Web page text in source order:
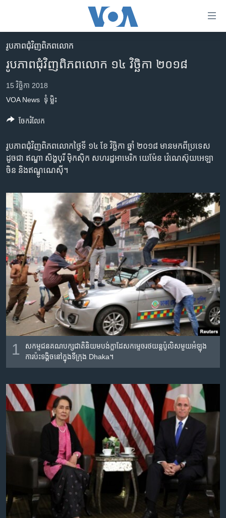
គេហទំព័រ​
រំលង​
និង​
ទំព័រ​
តែ​
ម្តង
រំលង​
ចូល​
ទំព័រ​
រចនា
សម្ព័ន្ធ​
រំលង​
និង​
ចូល​
ទៅ​
កាន់​
ទំព័រ​
ស្វែង​
រក
កម្ពុជា
អន្តរជាតិ
អាមេរិក
ហេឡូវីអូអេ
កម្ពុជាច្នៃប្រតិដ្ឋ
ព្រឹត្តិការណ៍ព័ត៌មាន
ទូរទស្សន៍ / វីដេអូ​
វិទ្យុ / ផតខាសថ៍
កម្មវិធីទាំងអស់
Khmer English
បណ្តាញ​សង្គម
ភាសា
រូបភាព​ជុំ​វិញ​ពិភពលោក
រូបភាព​ជុំវិញ​ពិភពលោក ១៤ វិច្ឆិកា ២០១៨
15 វិច្ឆិកា 2018
VOA News ទុំ ម្លិះ
រូបភាព​ជុំវិញ​ពិភពលោក​ថ្ងៃទី ១៤ ខែ វិច្ឆិកា ឆ្នាំ ២០១៨ មាន​មកពី​ប្រទេស​
ដូចជា ឥណ្ឌា សិង្ហបុរី ម៉ិកស៊ិក សហរដ្ឋ​អាមេរិក យេម៉ែន វ៉េណេស៊ុយអេឡា
ចិន និង​ឥណ្ឌូណេស៊ី។
1
សកម្ម​ជនគណបក្ស​​ជាតិ​និយម​បង់ក្លាដែស​កម្ទេច​រថយន្ត​ប៉ូលិស​មួយ​អំឡុង​
ការ​ប៉ះទង្គិច​នៅ​ក្នុង​ទីក្រុង​ Dhaka។
ចែករំលែក